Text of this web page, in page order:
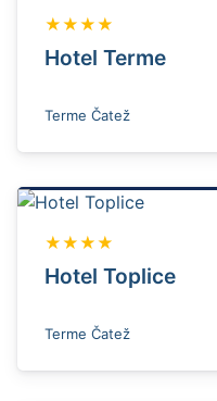
★★★★
Hotel Terme
Terme Čatež
★★★★
Hotel Toplice
Terme Čatež